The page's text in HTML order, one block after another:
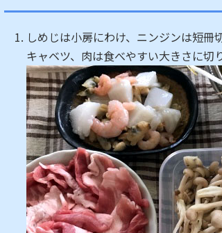
しめじは小房にわけ、ニンジンは短冊
キャベツ、肉は食べやすい大きさに切